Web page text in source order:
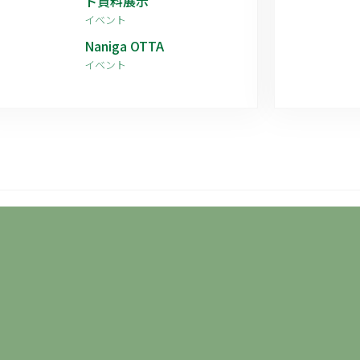
イベント
Naniga OTTA
イベント